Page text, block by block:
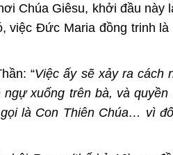
Chúa Giêsu, khởi đầu này
việc Đức Maria đồng trinh
“Việc ấy sẽ xảy ra cách
ngự xuống trên bà, và
là Con Thiên Chúa… vì